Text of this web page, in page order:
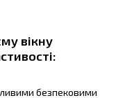
вікну
безпековими